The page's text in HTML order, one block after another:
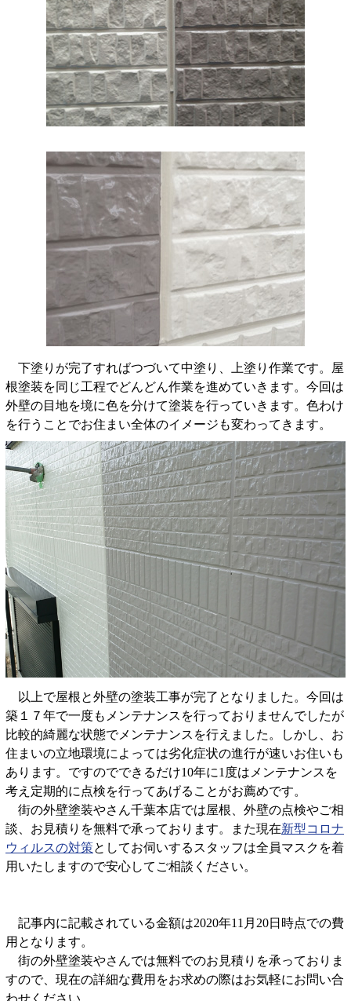
下塗りが完了すればつづいて中塗り、上塗り作業です。屋
根塗装を同じ工程でどんどん作業を進めていきます。今回は
外壁の目地を境に色を分けて塗装を行っていきます。色わけ
を行うことでお住まい全体のイメージも変わってきます。
以上で屋根と外壁の塗装工事が完了となりました。今回は
築１７年で一度もメンテナンスを行っておりませんでしたが
比較的綺麗な状態でメンテナンスを行えました。しかし、お
住まいの立地環境によっては劣化症状の進行が速いお住いも
あります。ですのでできるだけ10年に1度はメンテナンスを
考え定期的に点検を行ってあげることがお薦めです。
街の外壁塗装やさん千葉本店では屋根、外壁の点検やご相
談、お見積りを無料で承っております。また現在新型コロナ
ウィルスの対策としてお伺いするスタッフは全員マスクを着
用いたしますので安心してご相談ください。
記事内に記載されている金額は2020年11月20日時点での費
用となります。
街の外壁塗装やさんでは無料でのお見積りを承っておりま
すので、現在の詳細な費用をお求めの際はお気軽にお問い合